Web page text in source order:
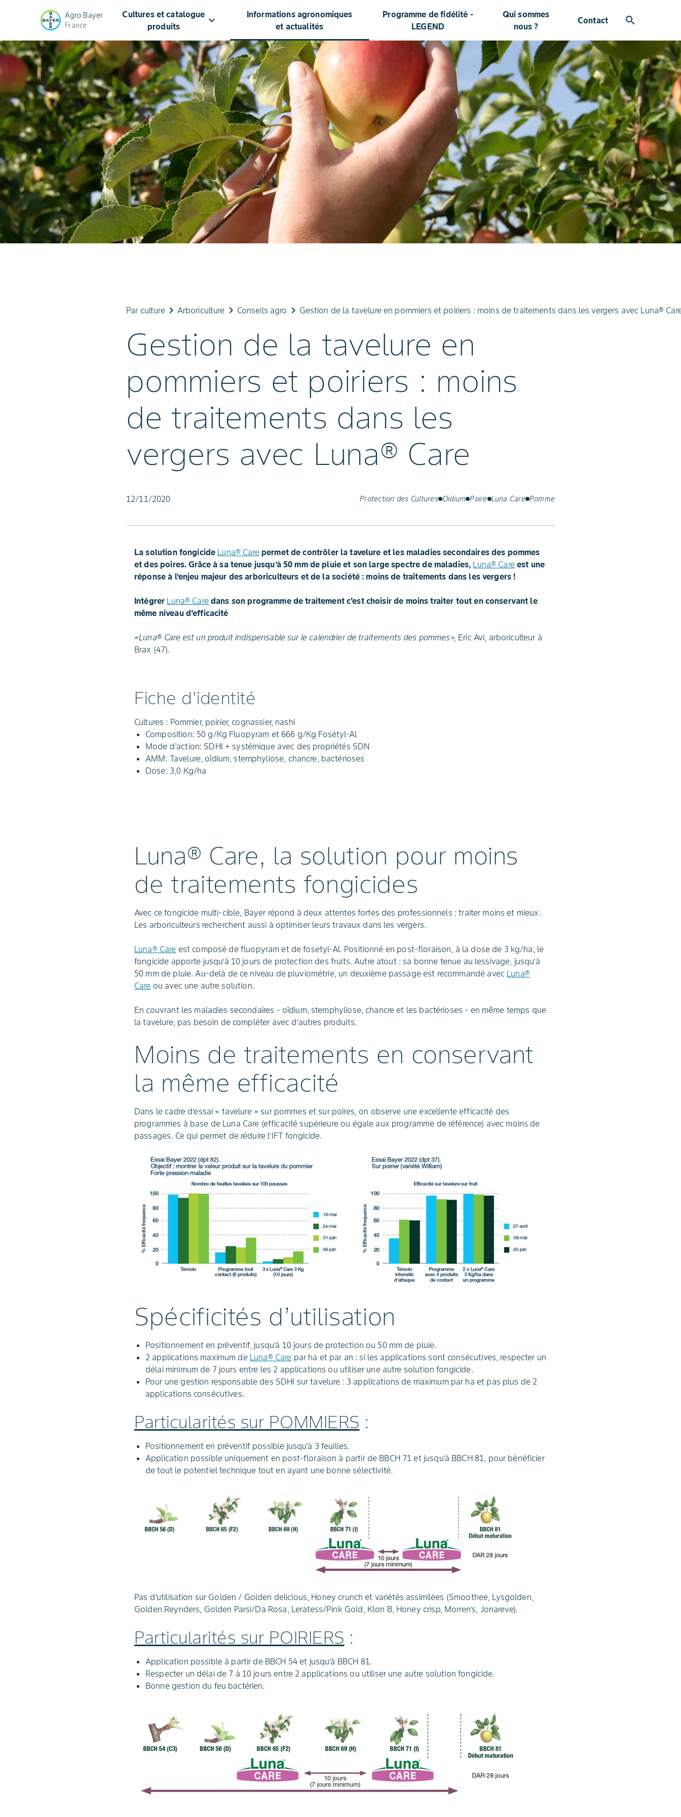
Agro Bayer
France
Cultures et catalogue
produits
keyboard_arrow_down
Informations agronomiques
et actualités
Programme de fidélité -
LEGEND
Qui sommes
nous ?
Contact search
Par culturekeyboard_arrow_right Arboriculture keyboard_arrow_right Conseils agro keyboard_arrow_right Gestion de la tavelure en pommiers et poiriers : moins de traitements dans les vergers avec Luna®
Gestion de la tavelure en
pommiers et poiriers : moins
de traitements dans les
vergers avec Luna® Care
12/11/2020 Protection des Cultures Oïdium Poire Luna Care Pomme
La solution fongicide Luna® Carepermet de contrôler la tavelure et les maladies secondaires des pommes
et des poires. Grâce à sa tenue jusqu’à 50 mm de pluie et son large spectre de maladies, Luna® Careest une
réponse à l’enjeu majeur des arboriculteurs et de la société : moins de traitements dans les vergers !
Intégrer Luna® Caredans son programme de traitement c'est choisir de moins traiter tout en conservant le
même niveau d'efficacité
«Luna® Care est un produit indispensable sur le calendrier de traitements des pommes», Eric Avi, arboriculteur à
Brax (47).
Fiche d'identité
Cultures : Pommier, poirier, cognassier, nashi
Composition: 50 g/Kg Fluopyram et 666 g/Kg Fosétyl-Al
Mode d'action: SDHI + systémique avec des propriétés SDN
AMM: Tavelure, oïdium, stemphyliose, chancre, bactérioses
Dose: 3,0 Kg/ha
Luna® Care, la solution pour moins
de traitements fongicides
Avec ce fongicide multi-cible, Bayer répond à deux attentes fortes des professionnels : traiter moins et mieux.
Les arboriculteurs recherchent aussi à optimiser leurs travaux dans les vergers.
Luna® Care est composé de fluopyram et de fosetyl-Al. Positionné en post-floraison, à la dose de 3 kg/ha, le
fongicide apporte jusqu’à 10 jours de protection des fruits. Autre atout : sa bonne tenue au lessivage, jusqu’à
50 mm de pluie. Au-delà de ce niveau de pluviométrie, un deuxième passage est recommandé avec Luna®
Care ou avec une autre solution.
En couvrant les maladies secondaires - oïdium, stemphyliose, chancre et les bactérioses - en même temps que
la tavelure, pas besoin de compléter avec d’autres produits.
Moins de traitements en conservant
la même efficacité
Dans le cadre d’essai « tavelure » sur pommes et sur poires, on observe une excellente efficacité des
programmes à base de Luna Care (efficacité supérieure ou égale aux programme de référence) avec moins de
passages. Ce qui permet de réduire l’IFT fongicide.
Spécificités d’utilisation
Positionnement en préventif, jusqu’à 10 jours de protection ou 50 mm de pluie.
2 applications maximum de Luna® Care par ha et par an : si les applications sont consécutives, respecter un
délai minimum de 7 jours entre les 2 applications ou utiliser une autre solution fongicide.
Pour une gestion responsable des SDHI sur tavelure : 3 applications de maximum par ha et pas plus de 2
applications consécutives.
Particularités sur POMMIERS :
Positionnement en préventif possible jusqu’à 3 feuilles.
Application possible uniquement en post-floraison à partir de BBCH 71 et jusqu’à BBCH 81, pour bénéficier
de tout le potentiel technique tout en ayant une bonne sélectivité.
Pas d’utilisation sur Golden / Golden delicious, Honey crunch et variétés assimilées (Smoothee, Lysgolden,
Golden Reynders, Golden Parsi/Da Rosa, Leratess/Pink Gold, Klon B, Honey crisp, Morren’s, Jonareve).
Particularités sur POIRIERS :
Application possible à partir de BBCH 54 et jusqu’à BBCH 81.
Respecter un délai de 7 à 10 jours entre 2 applications ou utiliser une autre solution fongicide.
Bonne gestion du feu bactérien.